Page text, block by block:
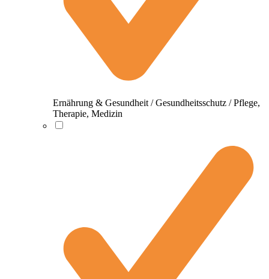
Ernährung & Gesundheit / Gesundheitsschutz / Pflege,
Therapie, Medizin